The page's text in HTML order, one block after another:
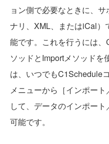
ョン側で必要なときに、
ナリ、XML、またはiCal）
能です。これを行うには
ソッドとImportメソッドを
は、いつでもC1Schedule
メニューから［インポー
して、データのインポー
可能です。